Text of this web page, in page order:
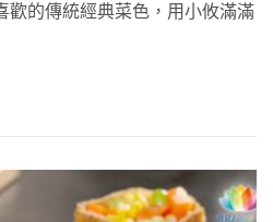
歡的傳統經典菜色，用小攸滿滿